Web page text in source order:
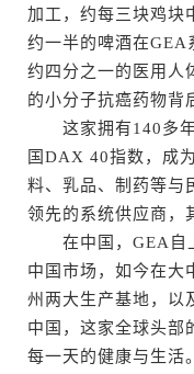
加工，约每三块鸡块
约一半的啤酒在GEA
约四分之一的医用人
的小分子抗癌药物背
这家拥有140多年
国DAX 40指数，成
料、乳品、制药等与
领先的系统供应商，
在中国，GEA自上
中国市场，如今在大
州两大生产基地，以
中国，这家全球头部
每一天的健康与生活。